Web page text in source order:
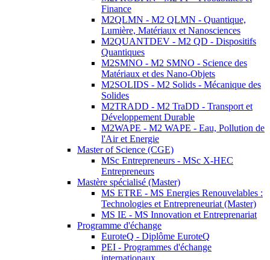
Finance
M2QLMN - M2 QLMN - Quantique,
Lumière, Matériaux et Nanosciences
M2QUANTDEV - M2 QD - Dispositifs
Quantiques
M2SMNO - M2 SMNO - Science des
Matériaux et des Nano-Objets
M2SOLIDS - M2 Solids - Mécanique des
Solides
M2TRADD - M2 TraDD - Transport et
Développement Durable
M2WAPE - M2 WAPE - Eau, Pollution de
l'Air et Energie
Master of Science (CGE)
MSc Entrepreneurs - MSc X-HEC
Entrepreneurs
Mastère spécialisé (Master)
MS ETRE - MS Energies Renouvelables :
Technologies et Entrepreneuriat (Master)
MS IE - MS Innovation et Entreprenariat
Programme d'échange
EuroteQ - Diplôme EuroteQ
PEI - Programmes d'échange
internationaux